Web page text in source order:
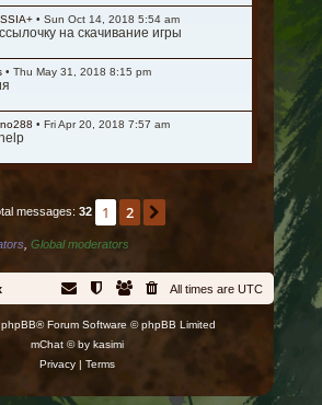
• Sun Oct 14, 2018 5:54 am
на скачивание игры
• Thu May 31, 2018 8:15 pm
• Fri Apr 20, 2018 7:57 am
messages: 32 1 2
Global moderators
All times are UTC
phpBB® Forum Software © phpBB Limited
mChat © by kasimi
Privacy| Terms